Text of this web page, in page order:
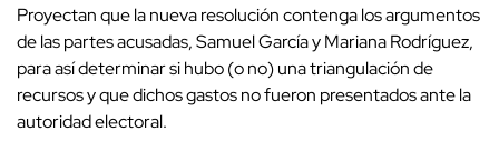
Proyectan que la nueva resolución contenga los argumentos
de las partes acusadas, Samuel García y Mariana Rodríguez,
para así determinar si hubo (o no) una triangulación de
recursos y que dichos gastos no fueron presentados ante la
autoridad electoral.